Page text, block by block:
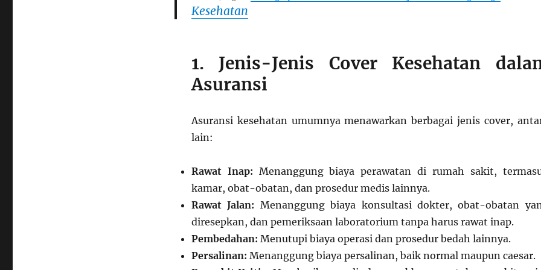
Kesehatan
1. Jenis-Jenis Cover Kesehatan
Asuransi
Asuransi kesehatan umumnya menawarkan berbagai jenis cover,
lain:
Rawat Inap: Menanggung biaya perawatan di rumah sakit,
kamar, obat-obatan, dan prosedur medis lainnya.
Rawat Jalan: Menanggung biaya konsultasi dokter, obat-obatan
diresepkan, dan pemeriksaan laboratorium tanpa harus rawat inap.
Pembedahan: Menutupi biaya operasi dan prosedur bedah lainnya.
Persalinan: Menanggung biaya persalinan, baik normal maupun caesar.